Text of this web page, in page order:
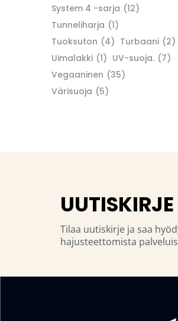
System 4 -sarja (12)
Tunneliharja (1)
Tuoksuton (4) Turbaani (2)
Uimalakki (1) UV-suoja. (7)
Vegaaninen (35)
Värisuoja (5)
UUTISKIRJE
Tilaa uutiskirje ja saa
hajusteettomista